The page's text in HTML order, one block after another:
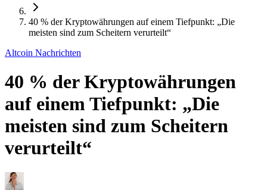
40 % der Kryptowährungen auf einem Tiefpunkt: „Die
meisten sind zum Scheitern verurteilt“
Altcoin Nachrichten
40 % der Kryptowährungen
auf einem Tiefpunkt: „Die
meisten sind zum Scheitern
verurteilt“